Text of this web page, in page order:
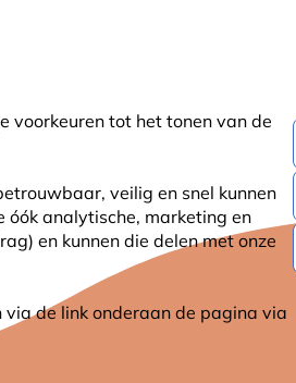
voorkeuren tot het tonen van de
veilig en snel kunnen
óók analytische, marketing en
en kunnen die delen met onze
via de link onderaan de pagina via
NATUURBELEVING CADEAUS